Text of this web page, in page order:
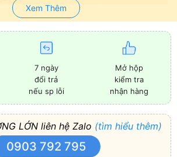
Maruchi
ống tủy
eugenol
-
chân
ĐĂNG NHẬP
Angelus
tủy -
ĐĂNG NHẬP
bít ống
Đăng nhập để xem giá
Xem Thêm
7 ngày
đổi trả
nếu sp lỗi
Mở hộp
kiểm tra
nhận hàng
LỚN liên hệ Zalo (tìm hiểu thêm)
0903 792 795